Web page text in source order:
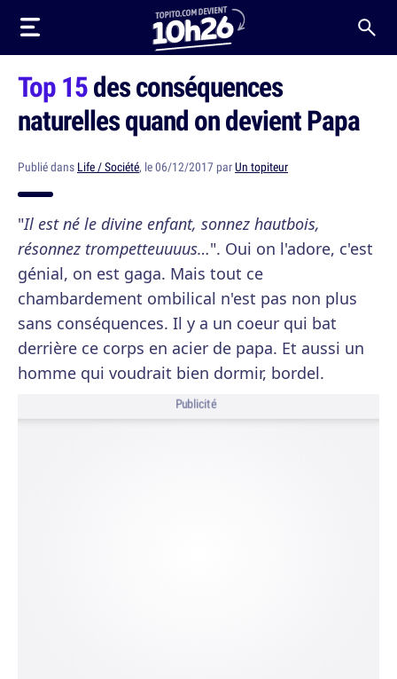
Top 15des conséquences
naturelles quand on devient Papa
Publié dans Life / Société, le 06/12/2017 parUn topiteur
"Il est né le divine enfant, sonnez hautbois,
résonnez trompetteuuuus…". Oui on l'adore, c'est
génial, on est gaga. Mais tout ce
chambardement ombilical n'est pas non plus
sans conséquences. Il y a un coeur qui bat
derrière ce corps en acier de papa. Et aussi un
homme qui voudrait bien dormir, bordel.
Publicité